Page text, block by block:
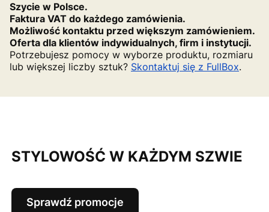
Szycie w Polsce.
Faktura VAT do każdego zamówienia.
Możliwość kontaktu przed większym zamówieniem.
Oferta dla klientów indywidualnych, firm i instytucji.
Potrzebujesz pomocy w wyborze produktu, rozmiaru
lub większej liczby sztuk? Skontaktuj się z FullBox.
STYLOWOŚĆ W KAŻDYM SZWIE
Sprawdź promocje